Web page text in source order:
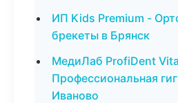
ИП Kids Premium -
брекеты в Брянск
МедиЛаб ProfiDent
Профессиональная
Иваново